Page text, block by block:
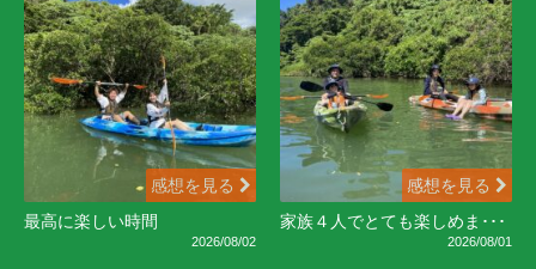
感想を見る
最高に楽しい時間
2026/08/02
感想を見る
家族４人でとても楽しめま･･･
2026/08/01